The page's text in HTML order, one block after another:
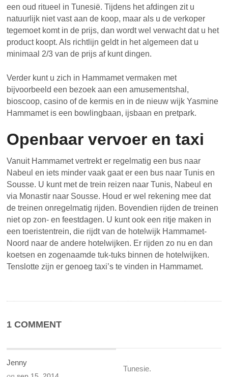
een oud ritueel in Tunesië. Tijdens het afdingen zit u
natuurlijk niet vast aan de koop, maar als u de verkoper
tegemoet komt in de prijs, dan wordt wel verwacht dat u het
product koopt. Als richtlijn geldt in het algemeen dat u
minimaal 2/3 van de prijs af kunt dingen.
Verder kunt u zich in Hammamet vermaken met
bijvoorbeeld een bezoek aan een amusementshal,
bioscoop, casino of de kermis en in de nieuw wijk Yasmine
Hammamet is een bowlingbaan, ijsbaan en pretpark.
Openbaar vervoer en taxi
Vanuit Hammamet vertrekt er regelmatig een bus naar
Nabeul en iets minder vaak gaat er een bus naar Tunis en
Sousse. U kunt met de trein reizen naar Tunis, Nabeul en
via Monastir naar Sousse. Houd er wel rekening mee dat
de treinen onregelmatig rijden. Bovendien rijden de treinen
niet op zon- en feestdagen. U kunt ook een ritje maken in
een toeristentrein, die rijdt van de hotelwijk Hammamet-
Noord naar de andere hotelwijken. Er rijden zo nu en dan
koetsen en zogenaamde tuk-tuks binnen de hotelwijken.
Tenslotte zijn er genoeg taxi’s te vinden in Hammamet.
1 COMMENT
Jenny
Tunesie.